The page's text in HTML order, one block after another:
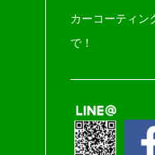
カーコーティン
で！